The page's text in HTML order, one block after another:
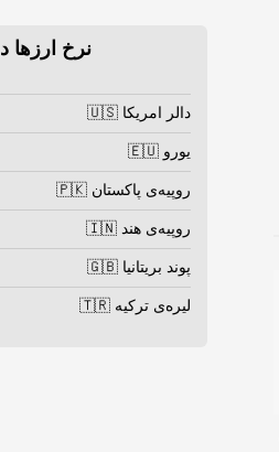
نرخ ارزها
دالر امریکا 🇺🇸
یورو 🇪🇺
روپیه‌ی پاکستان 🇵🇰
روپیه‌ی هند 🇮🇳
پوند بریتانیا 🇬🇧
لیره‌ی ترکیه 🇹🇷